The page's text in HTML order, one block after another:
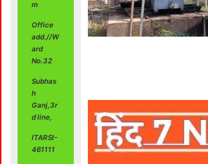
m
Office
add.//W
ard
No.32
Subhas
h
Ganj,3r
d line,
ITARSI-
461111